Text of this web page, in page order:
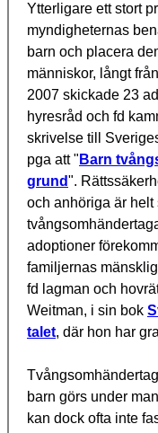
Ytterligare ett stort
myndigheternas
barn och placera
människor, långt
2007 skickade 23
hyresråd och fd
skrivelse till
pga att " Barn
grund".
och anhöriga är helt
adoptioner
familjernas
fd lagman och
Weitman, i sin bok
talet, där hon har
barn görs under
kan dock ofta inte